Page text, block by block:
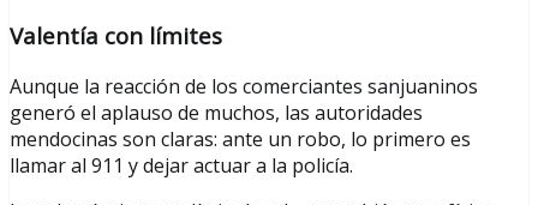
Valentía con límites
Aunque la reacción de los comerciantes sanjuaninos
generó el aplauso de muchos, las autoridades
mendocinas son claras: ante un robo, lo primero es
llamar al 911 y dejar actuar a la policía.